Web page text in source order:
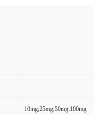
10mg;25mg;50mg;100mg